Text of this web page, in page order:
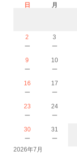
日 月
2
－
3
－
9
－
10
－
16
－
17
－
23
－
24
－
30
－
31
－
2026年7月